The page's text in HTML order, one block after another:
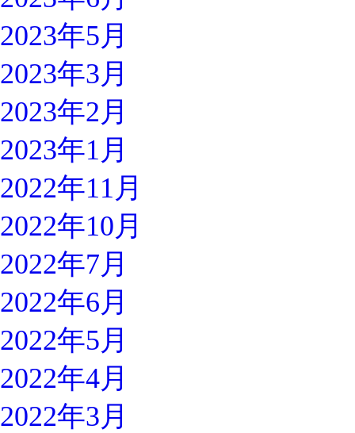
2023年5月
2023年3月
2023年2月
2023年1月
2022年11月
2022年10月
2022年7月
2022年6月
2022年5月
2022年4月
2022年3月